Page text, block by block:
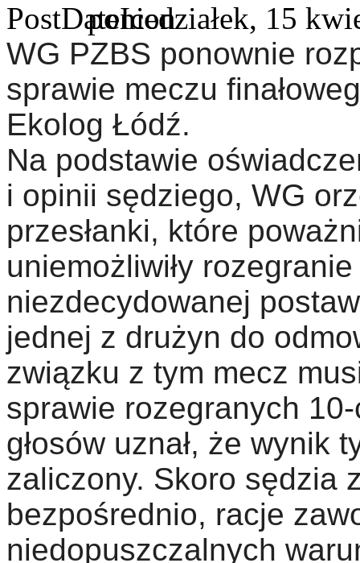
poniedziałek, 15
WG PZBS ponownie
sprawie meczu
Ekolog Łódź.
Na podstawie
i opinii sędziego, WG
przesłanki, które
uniemożliwiły
niezdecydowanej
jednej z drużyn do
związku z tym mecz
sprawie rozegranych
głosów uznał, że wynik
zaliczony. Skoro sędzia
bezpośrednio, racje
niedopuszczalnych